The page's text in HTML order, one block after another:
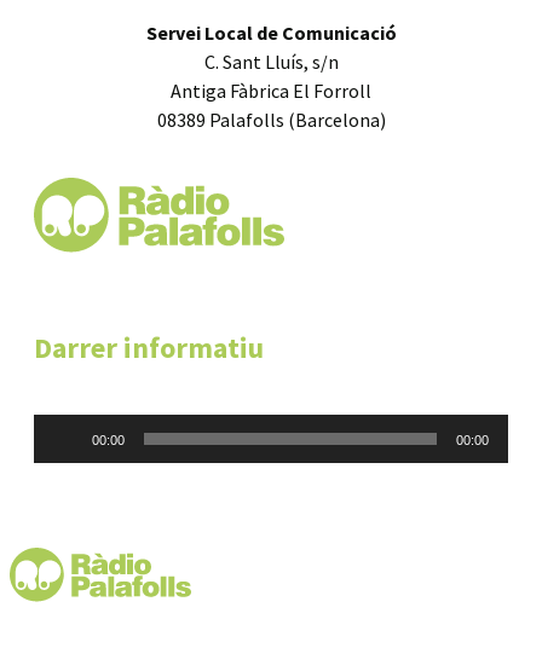
Servei Local de Comunicació
C. Sant Lluís, s/n
Antiga Fàbrica El Forroll
08389 Palafolls (Barcelona)
Darrer informatiu
00:00 00:00